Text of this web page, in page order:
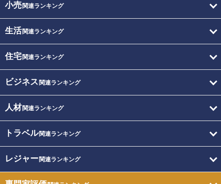
小売関連ランキング
生活関連ランキング
住宅関連ランキング
ビジネス 関連ランキング
人材関連ランキング
トラベル関連ランキング
レジャー関連ランキング